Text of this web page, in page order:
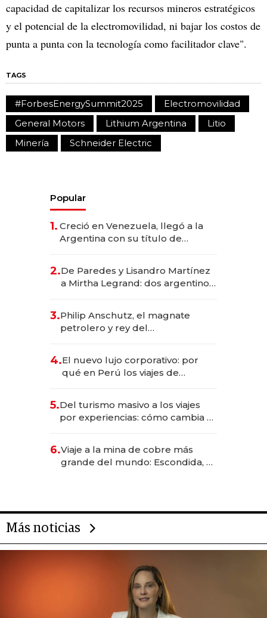
capacidad de capitalizar los recursos mineros estratégicos
y el potencial de la electromovilidad, ni bajar los costos de
punta a punta con la tecnología como facilitador clave".
TAGS
#ForbesEnergySummit2025
Electromovilidad
General Motors
Lithium Argentina
Litio
Minería
Schneider Electric
Popular
1. Creció en Venezuela, llegó a la
Argentina con su título de
las marcas "fast premium"
2.De Paredes y Lisandro Martínez
a Mirtha Legrand: dos argentinos
3.Philip Anschutz, el magnate
petrolero y rey del
Fénix
4.El nuevo lujo corporativo: por
qué en Perú los viajes de
transformadoras
5.Del turismo masivo a los viajes
por experiencias: cómo cambia el
6.Viaje a la mina de cobre más
grande del mundo: Escondida, el
Más noticias